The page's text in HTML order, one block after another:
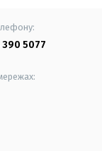
5077